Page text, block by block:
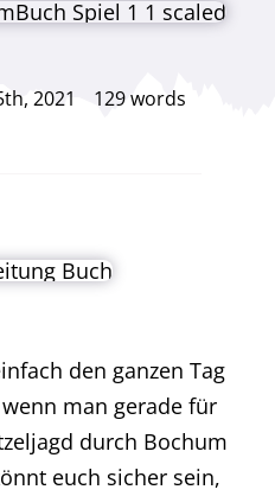
2021
129 words
den ganzen Tag
man gerade für
durch Bochum
euch sicher sein,